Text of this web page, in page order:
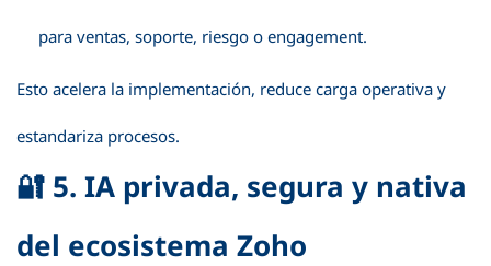
para ventas, soporte, riesgo o engagement.
Esto acelera la implementación, reduce carga operativa y
estandariza procesos.
🔐 5. IA privada, segura y nativa
del ecosistema Zoho